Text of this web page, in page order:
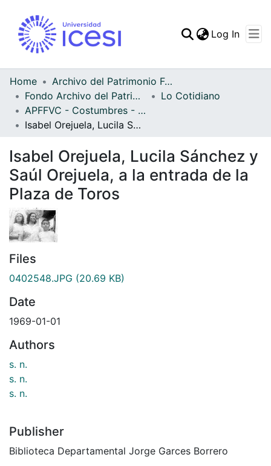
Statistics
Log In
Home
Archivo del Patrimonio Fotográfico y Fílmico del Valle del Cauca
Fondo Archivo del Patrimonio Fotográfico y Fílmico del Valle del Cauca
Lo Cotidiano
APFFVC - Costumbres - Patrimonial
Isabel Orejuela, Lucila Sánchez y Saúl Orejuela, a la entrada de la Plaza de Toros
Isabel Orejuela, Lucila Sánchez y
Saúl Orejuela, a la entrada de la
Plaza de Toros
Files
0402548.JPG (20.69 KB)
Date
1969-01-01
Authors
s. n.
s. n.
s. n.
Publisher
Biblioteca Departamental Jorge Garces Borrero